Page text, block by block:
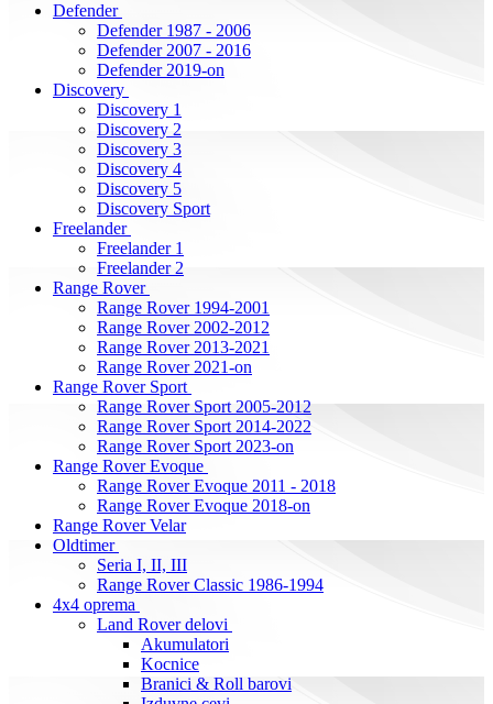
Defender
Defender 1987 - 2006
Defender 2007 - 2016
Defender 2019-on
Discovery
Discovery 1
Discovery 2
Discovery 3
Discovery 4
Discovery 5
Discovery Sport
Freelander
Freelander 1
Freelander 2
Range Rover
Range Rover 1994-2001
Range Rover 2002-2012
Range Rover 2013-2021
Range Rover 2021-on
Range Rover Sport
Range Rover Sport 2005-2012
Range Rover Sport 2014-2022
Range Rover Sport 2023-on
Range Rover Evoque
Range Rover Evoque 2011 - 2018
Range Rover Evoque 2018-on
Range Rover Velar
Oldtimer
Seria I, II, III
Range Rover Classic 1986-1994
4x4 oprema
Land Rover delovi
Akumulatori
Kocnice
Branici & Roll barovi